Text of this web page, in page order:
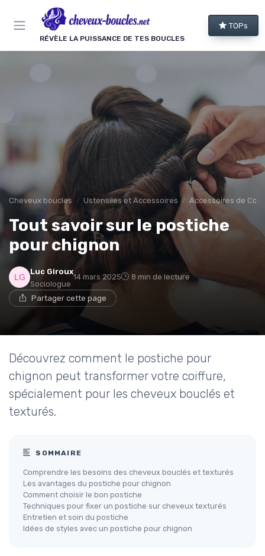
RÉVÈLE LA PUISSANCE DE TES BOUCLES
TOPs
Cheveux boucles Ustensiles et Accessoires Accessoires de
Tout savoir sur le postiche
pour chignon
Luc Giroux
Sociologue
14 mars 2025 8 min de lecture
Partager cette page
Découvrez comment le postiche pour
chignon peut transformer votre coiffure,
spécialement pour les cheveux bouclés et
texturés.
SOMMAIRE
Comprendre les besoins des cheveux bouclés et texturés
Les avantages du postiche pour chignon
Comment choisir le bon postiche
Techniques pour fixer un postiche sur cheveux texturés
Entretien et soin du postiche
Idées de styles avec un postiche pour chignon
Panneau de gestion des cookies